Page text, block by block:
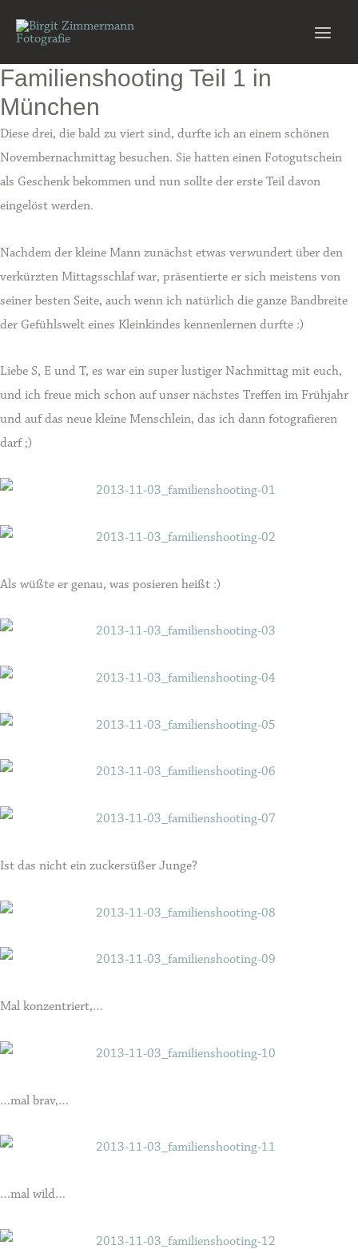
Inhalt
Familienshooting Teil 1 in
München
Diese drei, die bald zu viert sind, durfte ich an einem schönen
Novembernachmittag besuchen. Sie hatten einen Fotogutschein
als Geschenk bekommen und nun sollte der erste Teil davon
eingelöst werden.
Nachdem der kleine Mann zunächst etwas verwundert über den
verkürzten Mittagsschlaf war, präsentierte er sich meistens von
seiner besten Seite, auch wenn ich natürlich die ganze Bandbreite
der Gefühlswelt eines Kleinkindes kennenlernen durfte :)
Liebe S, E und T, es war ein super lustiger Nachmittag mit euch,
und ich freue mich schon auf unser nächstes Treffen im Frühjahr
und auf das neue kleine Menschlein, das ich dann fotografieren
darf ;)
Als wüßte er genau, was posieren heißt :)
Ist das nicht ein zuckersüßer Junge?
Mal konzentriert,…
…mal brav,…
…mal wild…